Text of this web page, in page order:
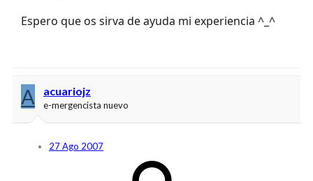
Espero que os sirva de ayuda mi experiencia ^_^
A acuariojz
e-mergencista nuevo
27 Ago 2007